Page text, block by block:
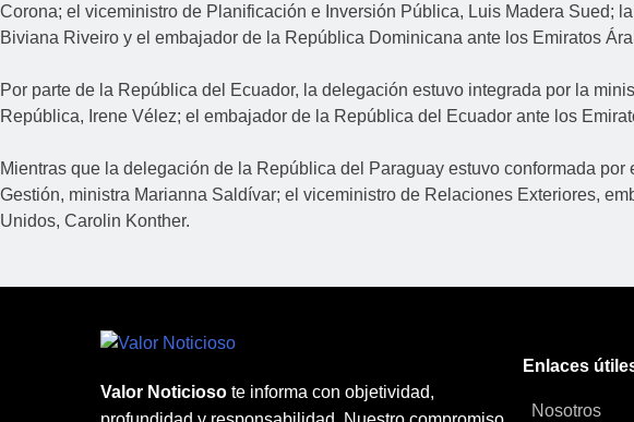
Corona; el viceministro de Planificación e Inversión Pública, Luis Madera Sued;
Biviana Riveiro y el embajador de la República Dominicana ante los Emiratos
Por parte de la República del Ecuador, la delegación estuvo integrada por la
República, Irene Vélez; el embajador de la República del Ecuador ante los
Mientras que la delegación de la República del Paraguay estuvo conformada
Gestión, ministra Marianna Saldívar; el viceministro de Relaciones Exteriores,
Unidos, Carolin Konther.
Valor Noticioso te informa con objetividad,
Enlaces
Nosotros